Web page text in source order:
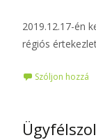
2019.12.17-én
régiós
Szóljon hozzá